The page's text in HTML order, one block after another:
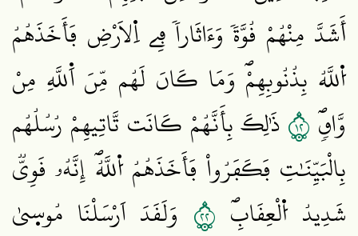
أَشَدَّ مِنْهُمْ قُوَّةٗ وَءَاثَاراٗ فِے اِ۬لَارْضِ فَأَخَذَهُمُ
اُ۬للَّهُ بِذُنُوبِهِمْۖ وَمَا كَانَ لَهُم مِّنَ اَ۬للَّهِ مِنْ
وَّاقٖۖ٢١ذَٰلِكَ بِأَنَّهُمْ كَانَت تَّاتِيهِمْ رُسُلُهُم
بِالْبَيِّنَٰتِ فَكَفَرُواْ فَأَخَذَهُمُ اُ۬للَّهُۖ إِنَّهُۥ قَوِيّٞ
شَدِيدُ اُ۬لْعِقَابِۖ ٢٢ وَلَقَدَ اَرْسَلْنَا مُوس۪يٰ